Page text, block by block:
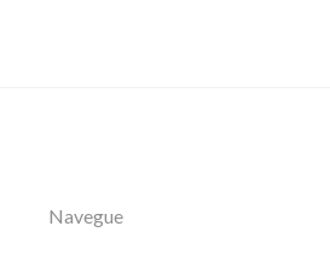
Navegue